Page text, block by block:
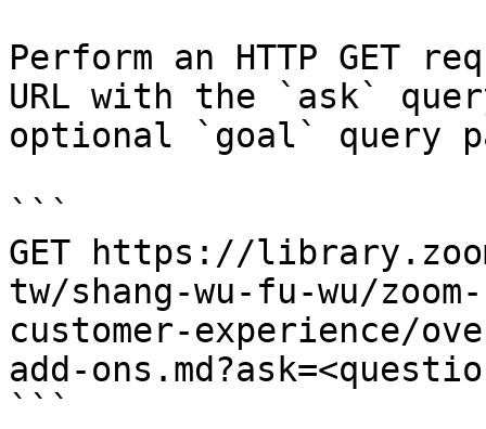
Perform an HTTP GET
URL with the `ask`
optional `goal` query
```
GET https://
tw/shang-wu-fu-wu/
customer-experience/
add-
```